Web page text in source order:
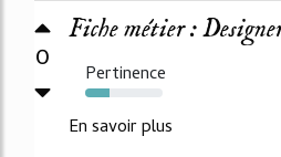
0
Fiche métier :
Pertinence
32%
En savoir plus